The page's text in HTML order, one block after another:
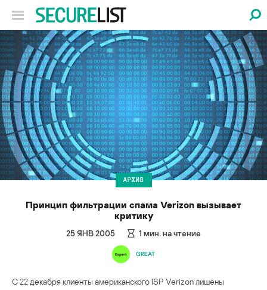
АРХИВ
Принцип фильтрации спама Verizon вызывает
критику
25 ЯНВ 2005 1 мин. на чтение
GREAT
С 22 декабря клиенты американского ISP Verizon лишены